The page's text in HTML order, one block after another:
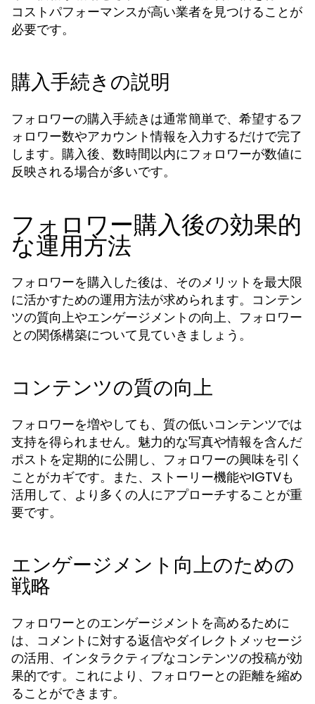
コストパフォーマンスが高い業者を見つけることが
必要です。
購入手続きの説明
フォロワーの購入手続きは通常簡単で、希望するフ
ォロワー数やアカウント情報を入力するだけで完了
します。購入後、数時間以内にフォロワーが数値に
反映される場合が多いです。
フォロワー購入後の効果的
な運用方法
フォロワーを購入した後は、そのメリットを最大限
に活かすための運用方法が求められます。コンテン
ツの質向上やエンゲージメントの向上、フォロワー
との関係構築について見ていきましょう。
コンテンツの質の向上
フォロワーを増やしても、質の低いコンテンツでは
支持を得られません。魅力的な写真や情報を含んだ
ポストを定期的に公開し、フォロワーの興味を引く
ことがカギです。また、ストーリー機能やIGTVも
活用して、より多くの人にアプローチすることが重
要です。
エンゲージメント向上のための
戦略
フォロワーとのエンゲージメントを高めるために
は、コメントに対する返信やダイレクトメッセージ
の活用、インタラクティブなコンテンツの投稿が効
果的です。これにより、フォロワーとの距離を縮め
ることができます。